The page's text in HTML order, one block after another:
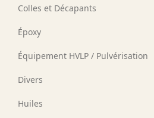
Colles et Décapants
Époxy
Équipement HVLP / Pulvérisation
Divers
Huiles